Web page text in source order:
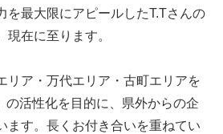
を最大限にアピールしたT.Tさんの
現在に至ります。
リア・万代エリア・古町エリアを
の活性化を目的に、県外からの企
ます。長くお付き合いを重ねてい